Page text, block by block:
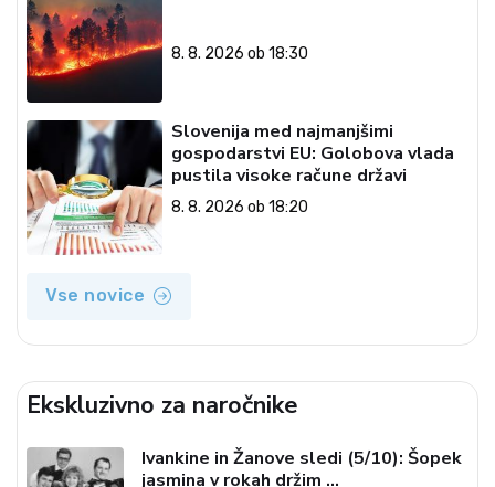
8. 8. 2026 ob 18:30
Slovenija med najmanjšimi
gospodarstvi EU: Golobova vlada
pustila visoke račune državi
8. 8. 2026 ob 18:20
Vse novice
Ekskluzivno za naročnike
Ivankine in Žanove sledi (5/10): Šopek
jasmina v rokah držim …